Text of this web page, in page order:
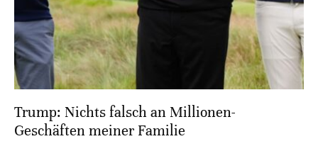
Trump: Nichts falsch an Millionen-
Geschäften meiner Familie